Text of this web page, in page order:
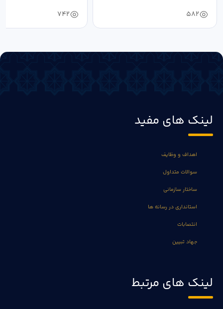
582
742
لینک های مفید
اهداف و وظایف
سوالات متداول
ساختار سازمانی
استانداری در رسانه ها
انتصابات
جهاد تبیین
لینک های مرتبط